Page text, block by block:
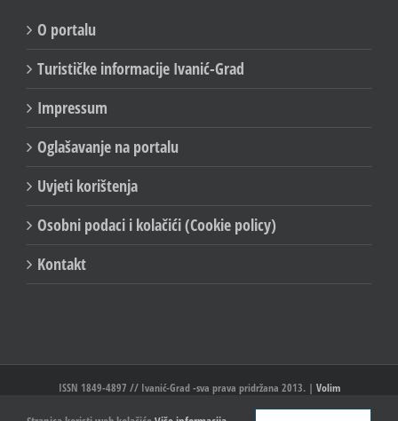
O portalu
Turističke informacije Ivanić-Grad
Impressum
Oglašavanje na portalu
Uvjeti korištenja
Osobni podaci i kolačići (Cookie policy)
Kontakt
ISSN 1849-4897 // Ivanić-Grad -sva prava pridržana 2013. | Volim